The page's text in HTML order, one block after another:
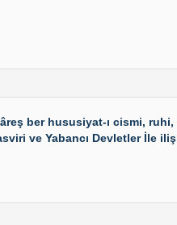
ber hususiyat-ı cismi,
ve Yabancı Devletler İle